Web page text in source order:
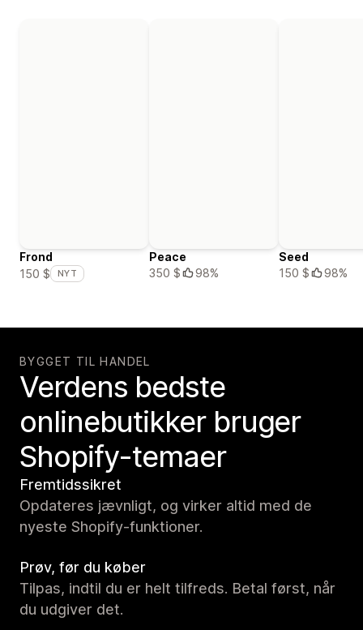
Frond
150 $
NYT
Peace
350 $
98%
Seed
150 $
98%
BYGGET TIL HANDEL
Verdens bedste
onlinebutikker bruger
Shopify-temaer
Fremtidssikret
Opdateres jævnligt, og virker altid med de
nyeste Shopify-funktioner.
Prøv, før du køber
Tilpas, indtil du er helt tilfreds. Betal først, når
du udgiver det.